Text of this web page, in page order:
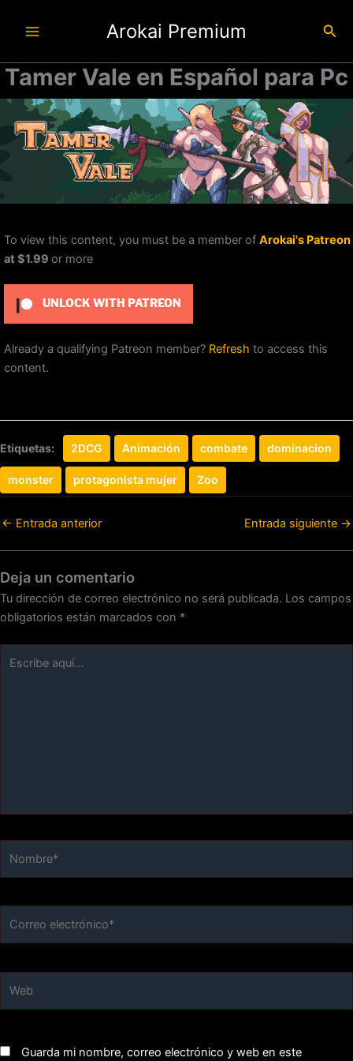
Arokai Premium
Tamer Vale en Español para Pc
To view this content, you must be a member of Arokai's Patreon
at $1.99 or more
UNLOCK WITH PATREON
Already a qualifying Patreon member? Refresh to access this
content.
Etiquetas: 2DCG Animación combate dominacion
monster protagonista mujer Zoo
← Entrada anterior Entrada siguiente →
Deja un comentario
Tu dirección de correo electrónico no será publicada. Los campos
obligatorios están marcados con *
aquí...
Guarda mi nombre, correo electrónico y web en este